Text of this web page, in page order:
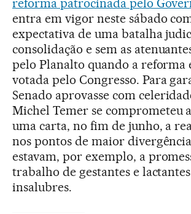
reforma patrocinada pelo
entra em vigor neste sábado
expectativa de uma batalha
consolidação e sem as
pelo Planalto quando a reforma
votada pelo Congresso. Para
Senado aprovasse com
Michel Temer se comprometeu
uma carta, no fim de junho, a
nos pontos de maior
estavam, por exemplo, a
trabalho de gestantes e
insalubres.